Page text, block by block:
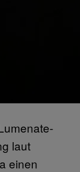
laut
einen